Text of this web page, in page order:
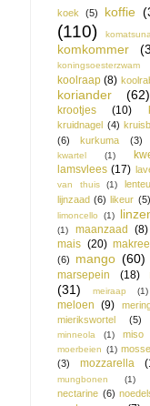
koek (5) koffie
(110)
komatsuna
komkommer
koningsoesterzwam
koolraap (8)
koriander (62)
krootjes (10)
kruidnagel (4)
(6)
kurkuma (3)
kwartel (1)
lamsvlees (17)
van thuis
(1)
lijnzaad (6) likeur (5)
limoncello (1)
(1)
maanzaad (8)
mais (20)
(6)
mango (60)
marsepein (18)
(31)
meiraap (1)
meloen (9)
mierikswortel (5)
minneola (1) miso
moerbeien (1)
(3)
mozzarella
mungbonen
(1)
nectarine (6)